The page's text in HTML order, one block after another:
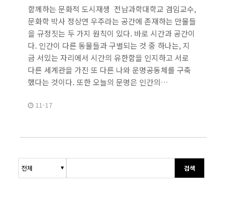
함께하는 문화적 도시재생 전남과학대학교 겸임교수,
문화학 박사 정상연 우주라는 공간에 존재하는 만물들
을 규정짓는 두 가지 원칙이 있다. 바로 시간과 공간이
다. 인간이 다른 동물들과 구별되는 것 중 하나는, 지
금 서있는 자리에서 시간의 유한함을 인지하고 서로
다른 세계관을 가진 또 다른 나와 운명공동체를 구축
했다는 것이다. 또한 오늘의 문명은 인간의…
11-17
검색